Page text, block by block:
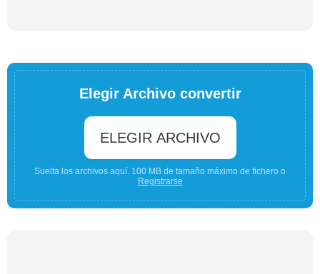
Elegir Archivo convertir
ELEGIR ARCHIVO
Suelta los archivos aquí. 100 MB de tamaño máximo de fichero o
Registrarse